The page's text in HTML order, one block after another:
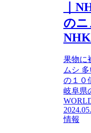
｜
のニ
果物に
ムシ
の１０
岐阜県
情報